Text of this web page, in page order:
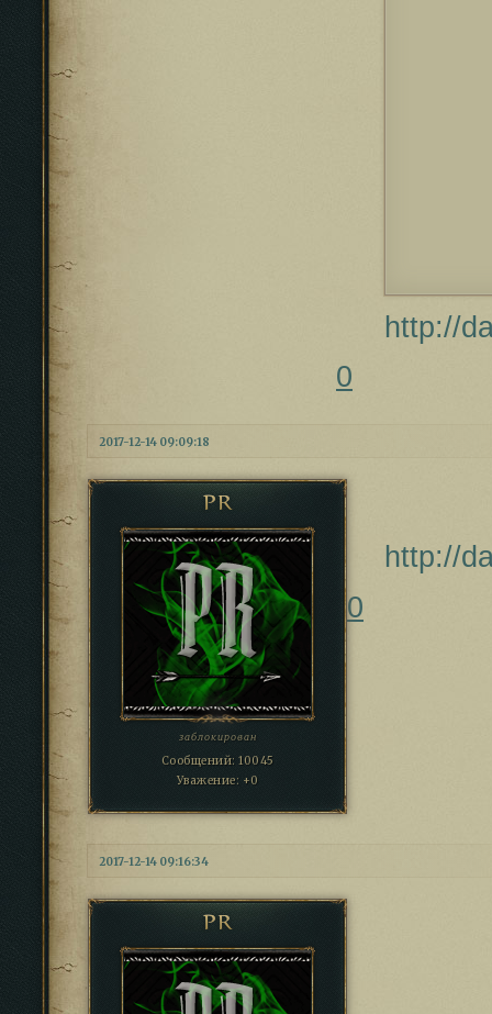
http://
0
2017-12-14 09:09:18
PR
заблокирован
Сообщений: 10045
Уважение: +0
http://
0
2017-12-14 09:16:34
PR